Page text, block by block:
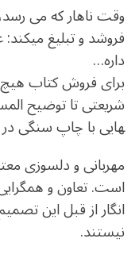
فروشد و تبلیغ
داره…
برای فروش کتاب هیچ
شریعتی تا توضیح
هایی با چاپ سنگی
مهربانی و دلسوزی
است. تعاون و
انگار از قبل این
نیستند.